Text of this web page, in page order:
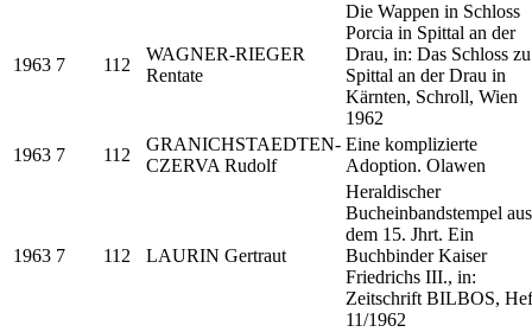
1963 7 112
WAGNER-RIEGER
Rentate
Die Wappen in Schloss
Porcia in Spittal an der
Drau, in: Das Schloss zu
Spittal an der Drau in
Kärnten, Schroll, Wien
1962
1963 7 112
GRANICHSTAEDTEN-
CZERVA Rudolf
Eine komplizierte
Adoption. Olawen
1963 7 112 LAURIN Gertraut
Heraldischer
Bucheinbandstempel aus
dem 15. Jhrt. Ein
Buchbinder Kaiser
Friedrichs III., in:
Zeitschrift BILBOS,
11/1962